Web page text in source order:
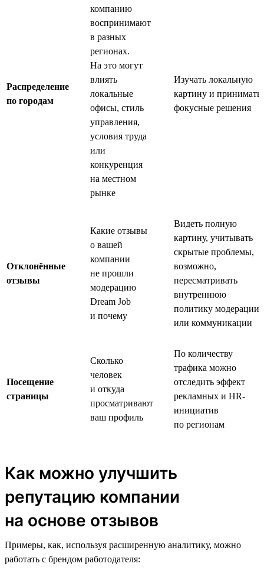
Распределение
по городам
компанию
воспринимают
в разных
регионах.
На это могут
влиять
локальные
офисы, стиль
управления,
условия труда
или
конкуренция
на местном
рынке
Изучать локальную
картину и принимать
фокусные решения
Отклонённые
отзывы
Какие отзывы
о вашей
компании
не прошли
модерацию
Dream Job
и почему
Видеть полную
картину, учитывать
скрытые проблемы,
возможно,
пересматривать
внутреннюю
политику модерации
или коммуникации
Посещение
страницы
Сколько
человек
и откуда
просматривают
ваш профиль
По количеству
трафика можно
отследить эффект
рекламных и HR-
инициатив
по регионам
Как можно улучшить
репутацию компании
на основе отзывов
Примеры, как, используя расширенную аналитику, можно
работать с брендом работодателя: